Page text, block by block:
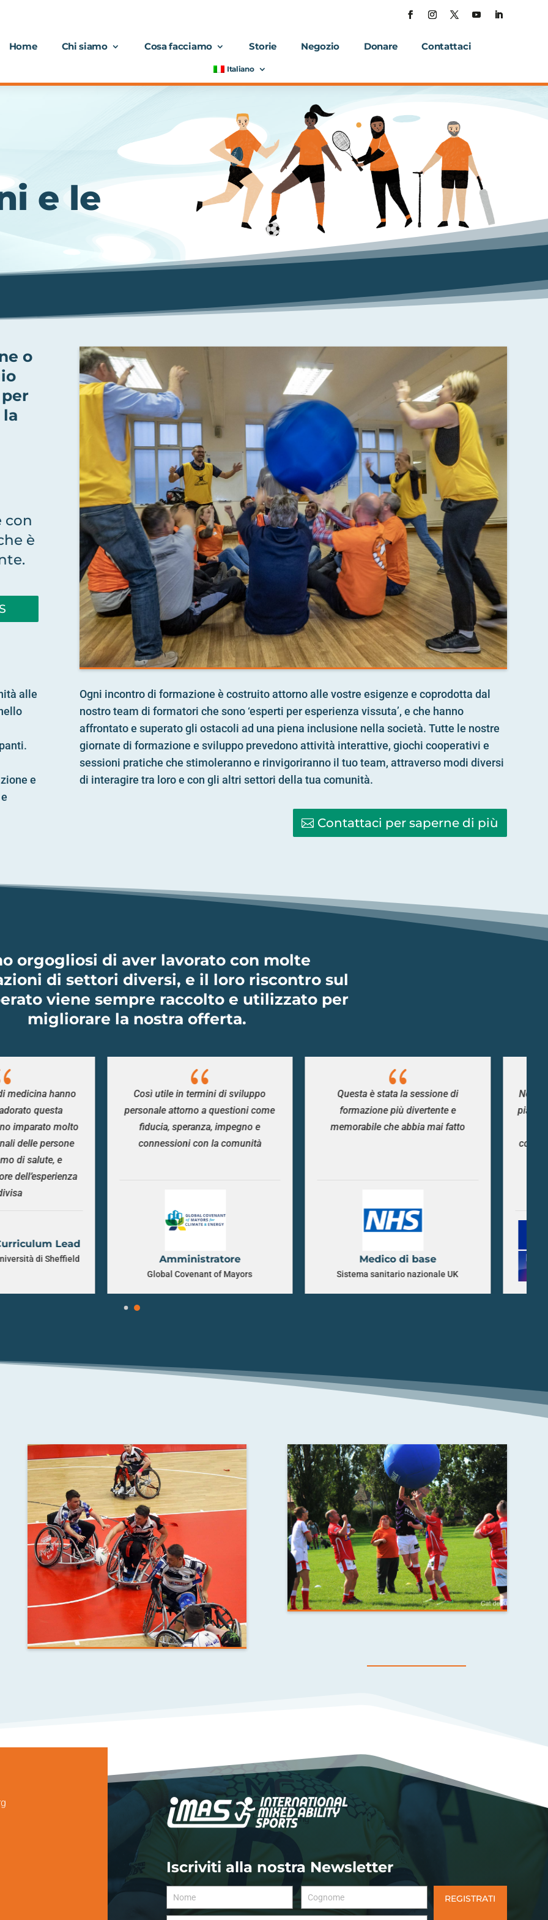
Home Chi siamo Cosa facciamo Storie Negozio Donare Contattaci
Italiano
e le
o
con
è
alle
e
Ogni incontro di formazione è costruito attorno alle vostre esigenze e coprodotta dal
nostro team di formatori che sono ‘esperti per esperienza vissuta’, e che hanno
affrontato e superato gli ostacoli ad una piena inclusione nella società. Tutte le nostre
giornate di formazione e sviluppo prevedono attività interattive, giochi cooperativi e
sessioni pratiche che stimoleranno e rinvigoriranno il tuo team, attraverso modi diversi
di interagire tra loro e con gli altri settori della tua comunità.
Contattaci per saperne di più
orgogliosi di aver lavorato con molte
di settori diversi, e il loro riscontro sul
viene sempre raccolto e utilizzato per
migliorare la nostra offerta.
in termini di sviluppo
attorno a questioni come
speranza, impegno e
con la comunità
Amministratore
Questa è stata la sessione di
formazione più divertente e
memorabile che abbia mai fatto
Medico di base
Sistema sanitario nazionale UK
Non solo la giornata è un’esperienza
piacevole e inclusiva che ti fa entrare
in contatto con la comunità, ma
Sky Betting & Gaming
Iscriviti alla nostra Newsletter
REGISTRATI